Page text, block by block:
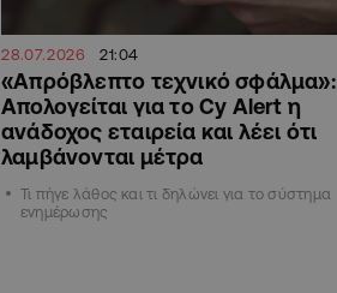
28.07.2026 21:04
«Απρόβλεπτο τεχνικό σφάλμα»:
Απολογείται για το Cy Alert η
ανάδοχος εταιρεία και λέει ότι
λαμβάνονται μέτρα
Τι πήγε λάθος και τι δηλώνει για το σύστημα
ενημέρωσης